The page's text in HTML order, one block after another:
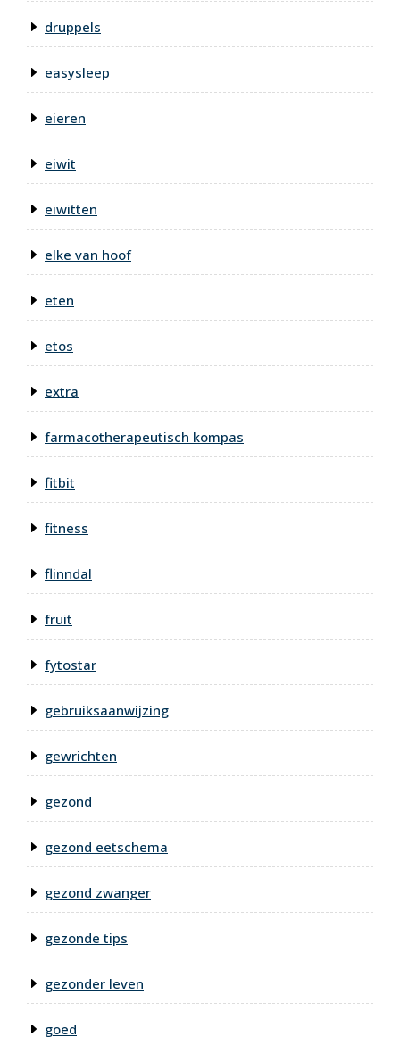
druppels
easysleep
eieren
eiwit
eiwitten
elke van hoof
eten
etos
extra
farmacotherapeutisch kompas
fitbit
fitness
flinndal
fruit
fytostar
gebruiksaanwijzing
gewrichten
gezond
gezond eetschema
gezond zwanger
gezonde tips
gezonder leven
goed